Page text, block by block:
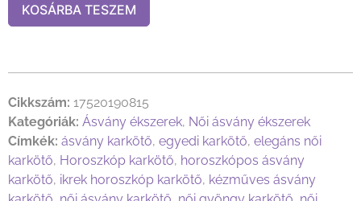
KOSÁRBA TESZEM
Cikkszám: 17520190815
Kategóriák: Ásvány ékszerek, Női ásvány ékszerek
Címkék: ásvány karkötő, egyedi karkötő, elegáns női
karkötő, Horoszkóp karkötő, horoszkópos ásvány
karkötő, ikrek horoszkóp karkötő, kézműves ásvány